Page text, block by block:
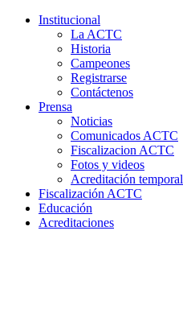
Institucional
La ACTC
Historia
Campeones
Registrarse
Contáctenos
Prensa
Noticias
Comunicados ACTC
Fiscalizacion ACTC
Fotos y videos
Acreditación temporal
Fiscalización ACTC
Educación
Acreditaciones